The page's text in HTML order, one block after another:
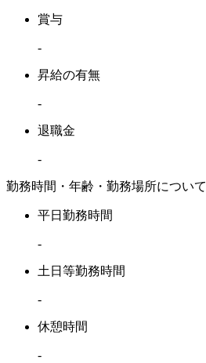
賞与
-
昇給の有無
-
退職金
-
勤務時間・年齢・勤務場所について
平日勤務時間
-
土日等勤務時間
-
休憩時間
-